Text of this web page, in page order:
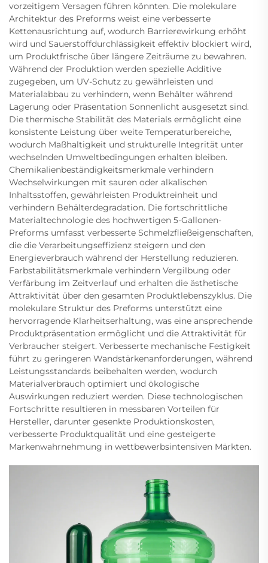
vorzeitigem Versagen führen könnten. Die molekulare
Architektur des Preforms weist eine verbesserte
Kettenausrichtung auf, wodurch Barrierewirkung erhöht
wird und Sauerstoffdurchlässigkeit effektiv blockiert wird,
um Produktfrische über längere Zeiträume zu bewahren.
Während der Produktion werden spezielle Additive
zugegeben, um UV-Schutz zu gewährleisten und
Materialabbau zu verhindern, wenn Behälter während
Lagerung oder Präsentation Sonnenlicht ausgesetzt sind.
Die thermische Stabilität des Materials ermöglicht eine
konsistente Leistung über weite Temperaturbereiche,
wodurch Maßhaltigkeit und strukturelle Integrität unter
wechselnden Umweltbedingungen erhalten bleiben.
Chemikalienbeständigkeitsmerkmale verhindern
Wechselwirkungen mit sauren oder alkalischen
Inhaltsstoffen, gewährleisten Produktreinheit und
verhindern Behälterdegradation. Die fortschrittliche
Materialtechnologie des hochwertigen 5-Gallonen-
Preforms umfasst verbesserte Schmelzfließeigenschaften,
die die Verarbeitungseffizienz steigern und den
Energieverbrauch während der Herstellung reduzieren.
Farbstabilitätsmerkmale verhindern Vergilbung oder
Verfärbung im Zeitverlauf und erhalten die ästhetische
Attraktivität über den gesamten Produktlebenszyklus. Die
molekulare Struktur des Preforms unterstützt eine
hervorragende Klarheitserhaltung, was eine ansprechende
Produktpräsentation ermöglicht und die Attraktivität für
Verbraucher steigert. Verbesserte mechanische Festigkeit
führt zu geringeren Wandstärkenanforderungen, während
Leistungsstandards beibehalten werden, wodurch
Materialverbrauch optimiert und ökologische
Auswirkungen reduziert werden. Diese technologischen
Fortschritte resultieren in messbaren Vorteilen für
Hersteller, darunter gesenkte Produktionskosten,
verbesserte Produktqualität und eine gesteigerte
Markenwahrnehmung in wettbewerbsintensiven Märkten.